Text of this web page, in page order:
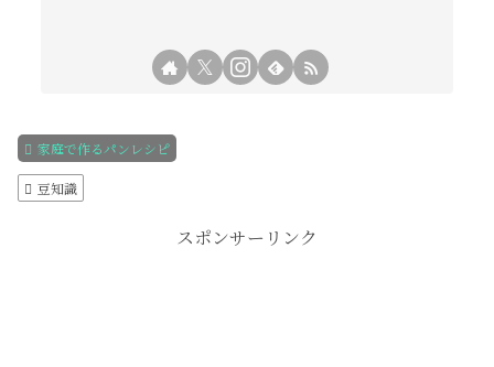
家庭で作るパンレシピ
豆知識
スポンサーリンク